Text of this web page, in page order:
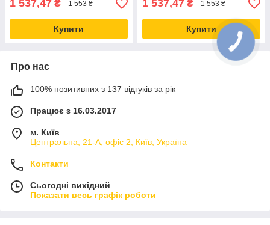
1 537,47 ₴ 1 553 ₴
Купити
1 537,47 ₴ 1 553 ₴
Купити
Про нас
100% позитивних з 137 відгуків за рік
Працює з 16.03.2017
м. Київ
Центральна, 21-А, офіс 2, Київ, Україна
Контакти
Сьогодні вихідний
Показати весь графік роботи